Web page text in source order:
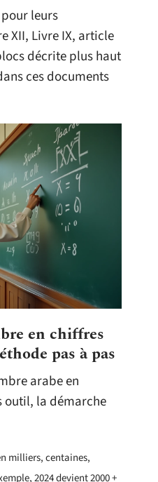
leurs
XII, Livre IX, article
décrite plus haut
ces documents
en chiffres
pas à pas
arabe en
outil, la démarche
milliers, centaines,
2024 devient 2000 +